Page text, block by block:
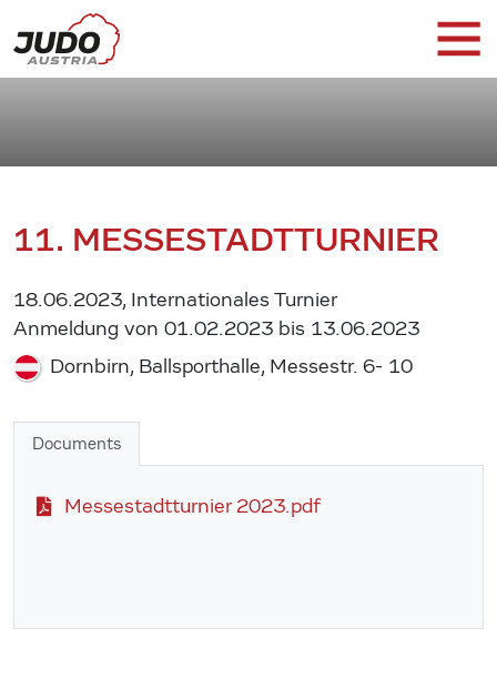
11. MESSESTADTTURNIER
18.06.2023, Internationales Turnier
Anmeldung von 01.02.2023 bis 13.06.2023
Dornbirn, Ballsporthalle, Messestr. 6- 10
Documents
Messestadtturnier 2023.pdf